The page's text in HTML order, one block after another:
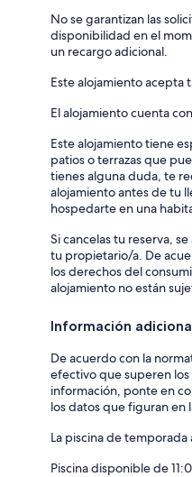
No se garantizan las
disponibilidad en el
un recargo adicional.
Este alojamiento acepta
El alojamiento cuenta
Este alojamiento tiene
patios o terrazas que
tienes alguna duda, te
alojamiento antes de tu
hospedarte en una
Si cancelas tu reserva,
tu propietario/a. De
los derechos del
alojamiento no están
Información
De acuerdo con la
efectivo que superen los
información, ponte en
los datos que figuran en
La piscina de
Piscina disponible de